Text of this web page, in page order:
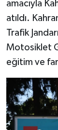
amacıyla
atıldı.
Trafik
Motosiklet
eğitim ve